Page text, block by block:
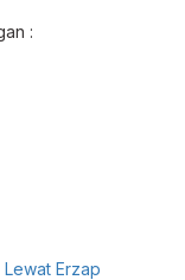
:
Erzap